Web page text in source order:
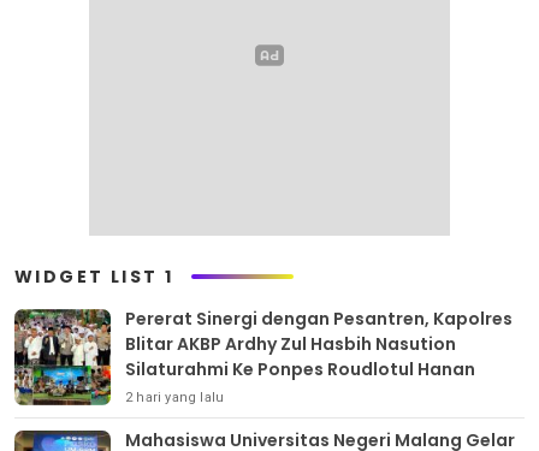
WIDGET LIST 1
Pererat Sinergi dengan Pesantren, Kapolres
Blitar AKBP Ardhy Zul Hasbih Nasution
Silaturahmi Ke Ponpes Roudlotul Hanan
2 hari yang lalu
Mahasiswa Universitas Negeri Malang Gelar